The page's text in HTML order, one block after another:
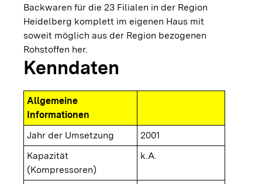
Backwaren für die 23 Filialen in der Region
Heidelberg komplett im eigenen Haus mit
soweit möglich aus der Region bezogenen
Rohstoffen her.
Kenndaten
Allgemeine
Informationen
Jahr der Umsetzung
2001
Kapazität
(Kompressoren)
k.A.